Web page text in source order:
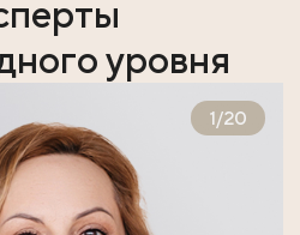
уровня
1/20